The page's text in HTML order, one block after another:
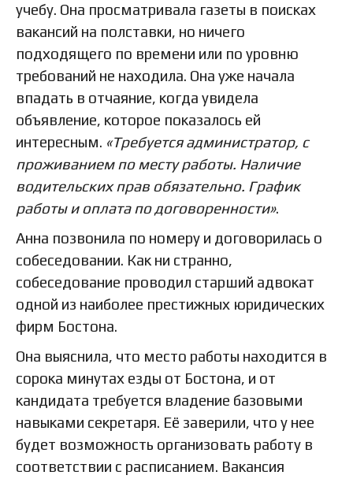
учебу. Она просматривала газеты в поисках
вакансий на полставки, но ничего
подходящего по времени или по уровню
требований не находила. Она уже начала
впадать в отчаяние, когда увидела
объявление, которое показалось ей
интересным. «Требуется администратор, с
проживанием по месту работы. Наличие
водительских прав обязательно. График
работы и оплата по договоренности».
Анна позвонила по номеру и договорилась о
собеседовании. Как ни странно,
собеседование проводил старший адвокат
одной из наиболее престижных юридических
фирм Бостона.
Она выяснила, что место работы находится в
сорока минутах езды от Бостона, и от
кандидата требуется владение базовыми
навыками секретаря. Её заверили, что у нее
будет возможность организовать работу в
соответствии с расписанием. Вакансия